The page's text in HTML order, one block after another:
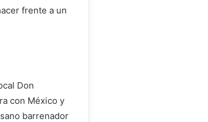
frente a un
Don
con México y
barrenador